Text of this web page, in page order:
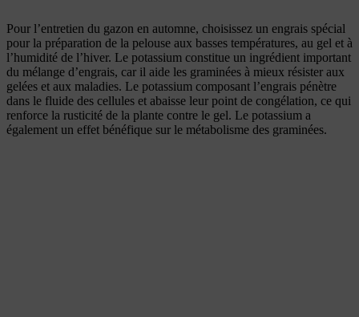
Pour l’entretien du gazon en automne, choisissez un engrais spécial
pour la préparation de la pelouse aux basses températures, au gel et à
l’humidité de l’hiver. Le potassium constitue un ingrédient important
du mélange d’engrais, car il aide les graminées à mieux résister aux
gelées et aux maladies. Le potassium composant l’engrais pénètre
dans le fluide des cellules et abaisse leur point de congélation, ce qui
renforce la rusticité de la plante contre le gel. Le potassium a
également un effet bénéfique sur le métabolisme des graminées.